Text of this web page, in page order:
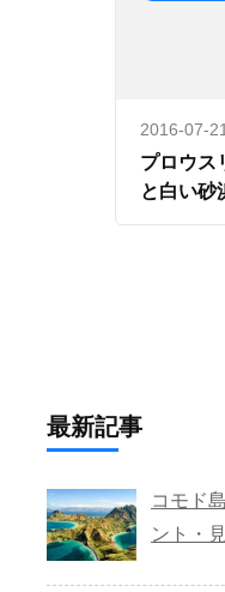
2016-07-21
プロウス
と白い砂
最新記事
コモド
ント・